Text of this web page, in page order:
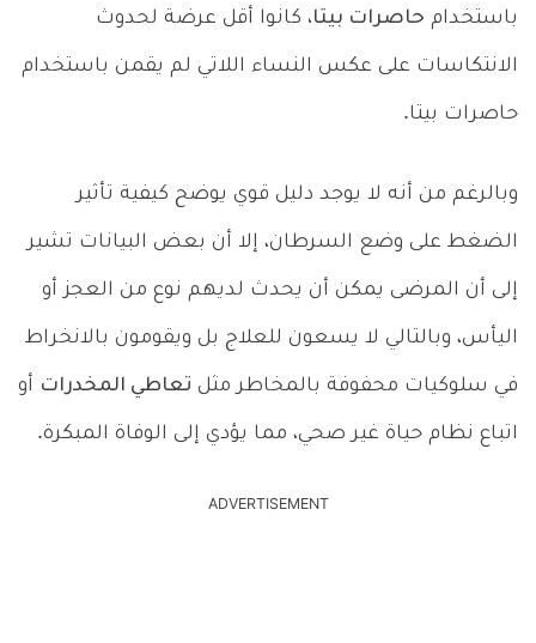
باستخدام حاصرات بيتا، كانوا أقل عرضة لحدوث
الانتكاسات على عكس النساء اللاتي لم يقمن باستخدام
حاصرات بيتا.
وبالرغم من أنه لا يوجد دليل قوي يوضح كيفية تأثير
الضغط على وضع السرطان، إلا أن بعض البيانات تشير
إلى أن المرضى يمكن أن يحدث لديهم نوع من العجز أو
اليأس، وبالتالي لا يسعون للعلاج بل ويقومون بالانخراط
في سلوكيات محفوفة بالمخاطر مثل تعاطي المخدرات أو
اتباع نظام حياة غير صحي، مما يؤدي إلى الوفاة المبكرة.
ADVERTISEMENT